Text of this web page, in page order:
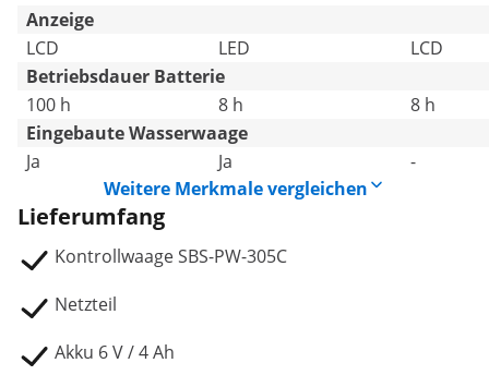
Anzeige
LCD
LED
LCD
Betriebsdauer Batterie
100 h
8 h
8 h
Eingebaute Wasserwaage
Ja
Ja
-
Weitere Merkmale vergleichen
Lieferumfang
Kontrollwaage SBS-PW-305C
Netzteil
Akku 6 V / 4 Ah